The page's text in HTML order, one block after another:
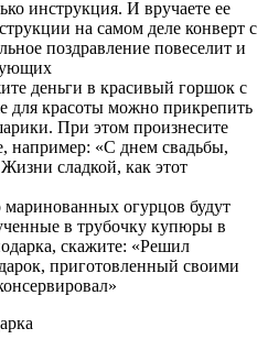
инструкция. И вручаете ее
на самом деле конверт с
поздравление повеселит и
деньги в красивый горшок с
для красоты можно прикрепить
При этом произнесите
например: «С днем свадьбы,
сладкой, как этот
огурцов будут
в трубочку купюры в
скажите: «Решил
приготовленный своими